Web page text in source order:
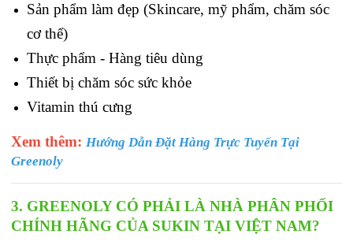
Sản phẩm làm đẹp (Skincare, mỹ phẩm, chăm sóc
cơ thể)
Thực phẩm - Hàng tiêu dùng
Thiết bị chăm sóc sức khỏe
Vitamin thú cưng
Xem thêm: Hướng Dẫn Đặt Hàng Trực Tuyến Tại
Greenoly
3. GREENOLY CÓ PHẢI LÀ NHÀ PHÂN PHỐI
CHÍNH HÃNG CỦA SUKIN TẠI VIỆT NAM?